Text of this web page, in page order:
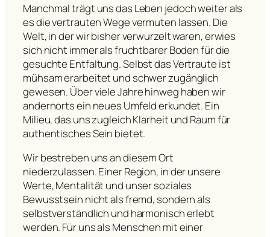
Manchmal trägt uns das Leben jedoch weiter als
es die vertrauten Wege vermuten lassen. Die
Welt, in der wir bisher verwurzelt waren, erwies
sich nicht immer als fruchtbarer Boden für die
gesuchte Entfaltung. Selbst das Vertraute ist
mühsam erarbeitet und schwer zugänglich
gewesen. Über viele Jahre hinweg haben wir
andernorts ein neues Umfeld erkundet. Ein
Milieu, das uns zugleich Klarheit und Raum für
authentisches Sein bietet.
Wir bestreben uns an diesem Ort
niederzulassen. Einer Region, in der unsere
Werte, Mentalität und unser soziales
Bewusstsein nicht als fremd, sondern als
selbstverständlich und harmonisch erlebt
werden. Für uns als Menschen mit einer